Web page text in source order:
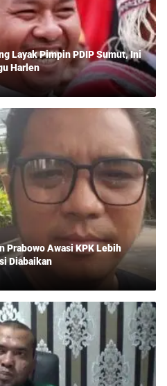
Layak Pimpin PDIP Sumut, Ini
Harlen
Prabowo Awasi KPK Lebih
Diabaikan